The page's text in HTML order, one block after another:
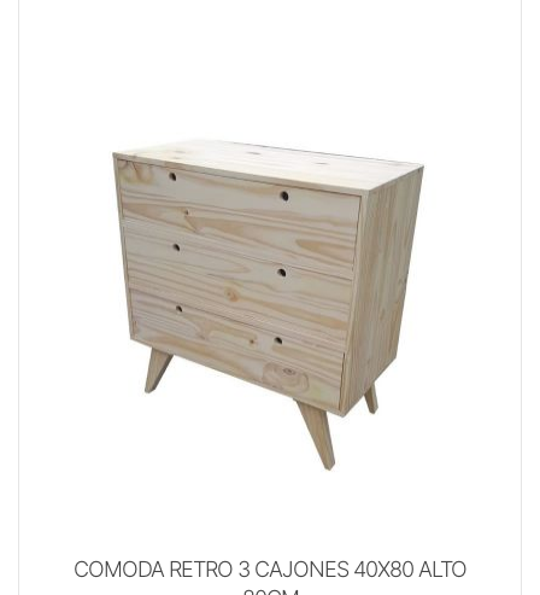
COMODA RETRO 3 CAJONES 40X80 ALTO